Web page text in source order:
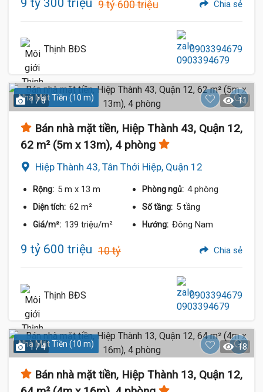
9 tỷ 300 triệu 9 tỷ 600 triệu Chia sẻ
Thịnh BĐS 0903394679
Nhà Mặt Tiền (10 m)
1 / 8 11
Bán nhà mặt tiền, Hiệp Thành 43, Quận 12,
62 m² (5m x 13m), 4 phòng
Hiệp Thành 43, Tân Thới Hiệp, Quận 12
Rộng: 5 m x 13 m Phòng ngủ: 4 phòng
Diện tích: 62 m² Số tầng: 5 tầng
Giá/m²: 139 triệu/m² Hướng: Đông Nam
9 tỷ 600 triệu 10 tỷ Chia sẻ
Thịnh BĐS 0903394679
Nhà Mặt Tiền (10 m)
1 / 4 18
Bán nhà mặt tiền, Hiệp Thành 13, Quận 12,